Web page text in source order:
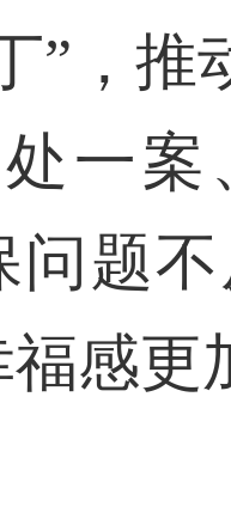
”，推
一
问题
感更